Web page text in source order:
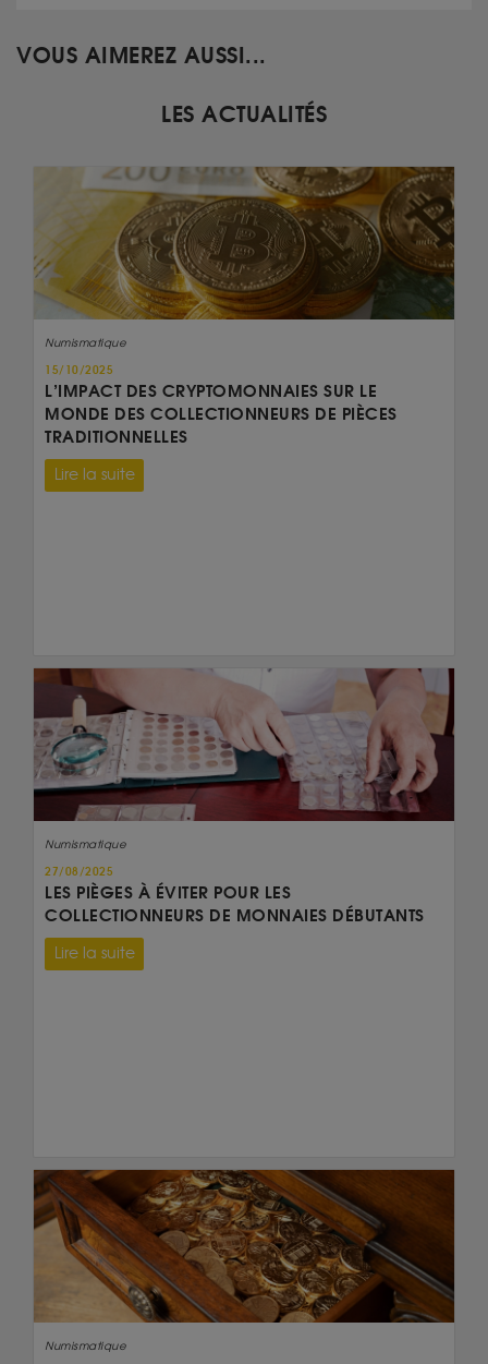
VOUS AIMEREZ AUSSI...
LES ACTUALITÉS
Numismatique
15/10/2025
L’IMPACT DES CRYPTOMONNAIES SUR LE
MONDE DES COLLECTIONNEURS DE PIÈCES
TRADITIONNELLES
Lire la suite
Numismatique
27/08/2025
LES PIÈGES À ÉVITER POUR LES
COLLECTIONNEURS DE MONNAIES DÉBUTANTS
Lire la suite
Numismatique